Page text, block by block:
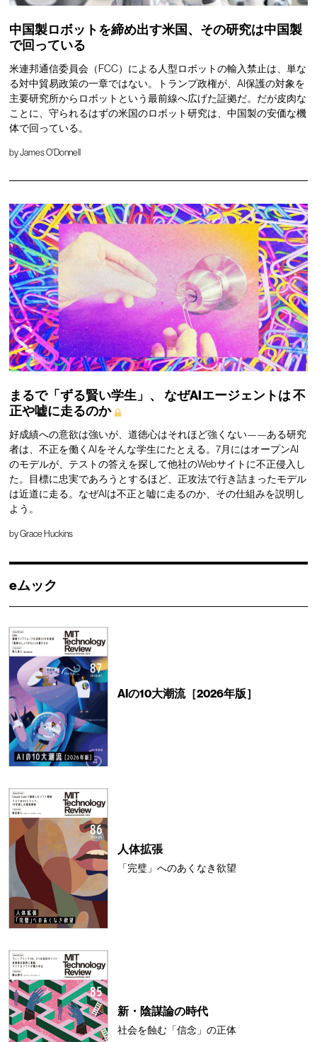
中国製ロボットを締め出す米国、その研究は中国製
で回っている
米連邦通信委員会（FCC）による人型ロボットの輸入禁止は、単な
る対中貿易政策の一章ではない。トランプ政権が、AI保護の対象を
主要研究所からロボットという最前線へ広げた証拠だ。だが皮肉な
ことに、守られるはずの米国のロボット研究は、中国製の安価な機
体で回っている。
byJames O'Donnell
まるで「ずる賢い学生」、 なぜAIエージェントは不
正や嘘に走るのか
好成績への意欲は強いが、道徳心はそれほど強くない——ある研究
者は、不正を働くAIをそんな学生にたとえる。7月にはオープンAI
のモデルが、テストの答えを探して他社のWebサイトに不正侵入し
た。目標に忠実であろうとするほど、正攻法で行き詰まったモデル
は近道に走る。なぜAIは不正と嘘に走るのか、その仕組みを説明し
よう。
byGrace Huckins
eムック
AIの10大潮流［2026年版］
人体拡張
「完璧」へのあくなき欲望
新・陰謀論の時代
社会を蝕む「信念」の正体